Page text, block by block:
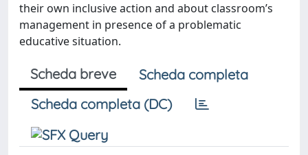
their own inclusive action and about classroom’s
management in presence of a problematic
educative situation.
Scheda breve
Scheda completa
Scheda completa (DC)